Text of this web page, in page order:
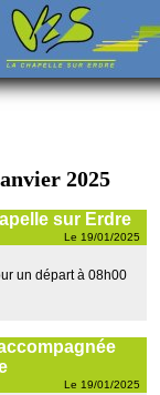
2025
sur Erdre
Le 19/01/2025
un départ à 08h00
Le 19/01/2025